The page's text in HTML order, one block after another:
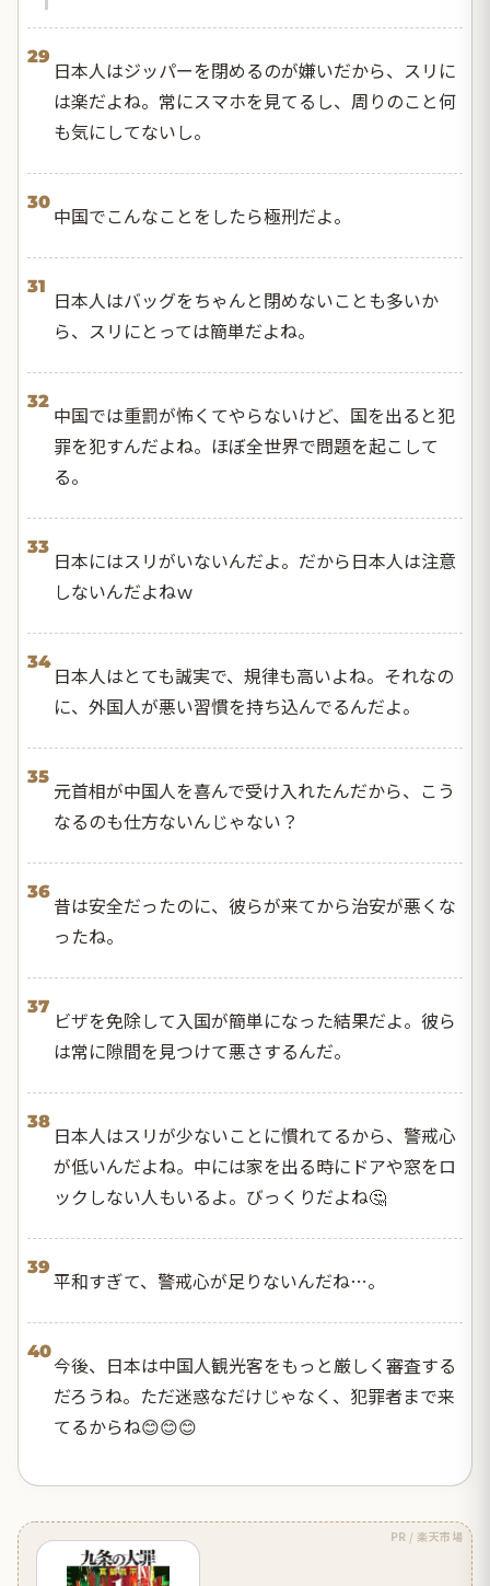
29
日本人はジッパーを閉めるのが嫌いだから、スリに
は楽だよね。常にスマホを見てるし、周りのこと何
も気にしてないし。
30
中国でこんなことをしたら極刑だよ。
31
日本人はバッグをちゃんと閉めないことも多いか
ら、スリにとっては簡単だよね。
32
中国では重罰が怖くてやらないけど、国を出ると犯
罪を犯すんだよね。ほぼ全世界で問題を起こして
る。
33
日本にはスリがいないんだよ。だから日本人は注意
しないんだよねｗ
34
日本人はとても誠実で、規律も高いよね。それなの
に、外国人が悪い習慣を持ち込んでるんだよ。
35
元首相が中国人を喜んで受け入れたんだから、こう
なるのも仕方ないんじゃない？
36
昔は安全だったのに、彼らが来てから治安が悪くな
ったね。
37
ビザを免除して入国が簡単になった結果だよ。彼ら
は常に隙間を見つけて悪さするんだ。
38
日本人はスリが少ないことに慣れてるから、警戒心
が低いんだよね。中には家を出る時にドアや窓をロ
ックしない人もいるよ。びっくりだよね🤔
39
平和すぎて、警戒心が足りないんだね…。
40
今後、日本は中国人観光客をもっと厳しく審査する
だろうね。ただ迷惑なだけじゃなく、犯罪者まで来
てるからね😊😊😊
PR / 楽天市場